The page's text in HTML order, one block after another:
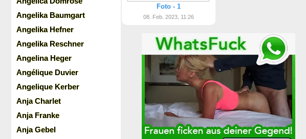
Angelika Baumgart
Angelika Hefner
Angelika Reschner
Angelina Heger
Angélique Duvier
Angelique Kerber
Anja Charlet
Anja Franke
Anja Gebel
Foto - 1
08. Feb. 2023, 11:26